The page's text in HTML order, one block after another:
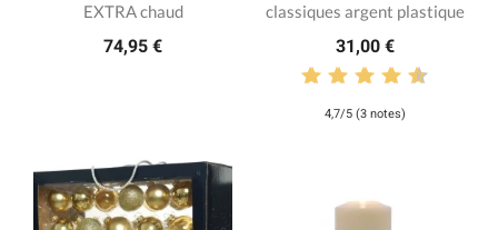
EXTRA chaud
74,95 €
classiques argent plastique
31,00 €
4,7/5 (3 notes)